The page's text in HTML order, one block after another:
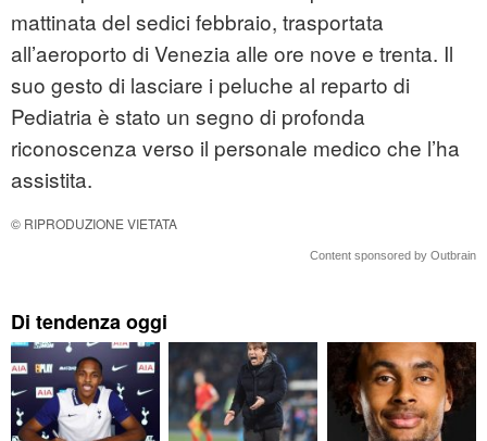
mattinata del sedici febbraio, trasportata
all’aeroporto di Venezia alle ore nove e trenta. Il
suo gesto di lasciare i peluche al reparto di
Pediatria è stato un segno di profonda
riconoscenza verso il personale medico che l’ha
assistita.
© RIPRODUZIONE VIETATA
Content sponsored by Outbrain
Di tendenza oggi